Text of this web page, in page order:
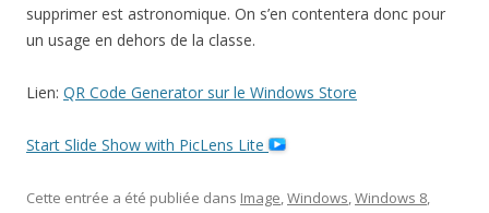
supprimer est astronomique. On s’en contentera donc pour
un usage en dehors de la classe.
Lien: QR Code Generator sur le Windows Store
Start Slide Show with PicLens Lite
Cette entrée a été publiée dans Image,Windows,Windows 8,